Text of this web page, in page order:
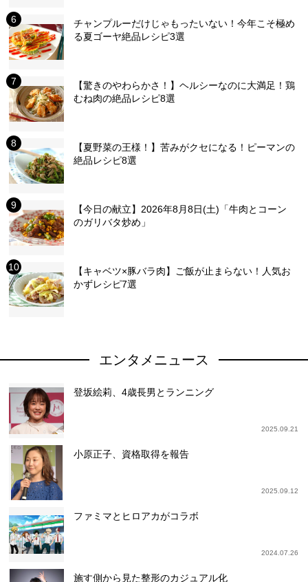
チャンプルーだけじゃもったいない！今年こそ極め
る夏ゴーヤ絶品レシピ3選
【驚きのやわらかさ！】ヘルシーなのに大満足！鶏
むね肉の絶品レシピ8選
【夏野菜の王様！】苦みがクセになる！ピーマンの
絶品レシピ8選
【今日の献立】2026年8月8日(土)「牛肉とコーン
のガリバタ炒め」
【キャベツ×豚バラ肉】ご飯が止まらない！人気お
かずレシピ7選
エンタメニュース
登坂絵莉、4歳長男とランニング
2025.09.21
小原正子、資格取得を報告
2025.09.12
ファミマとヒロアカがコラボ
2024.07.26
施す側から見た整形のカジュアル化